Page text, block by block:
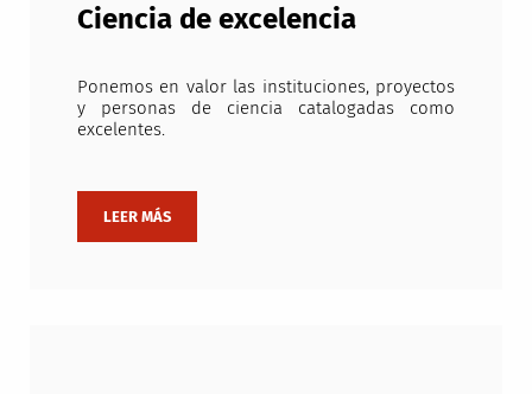
Ciencia de excelencia
Ponemos en valor las instituciones, proyectos
y personas de ciencia catalogadas como
excelentes.